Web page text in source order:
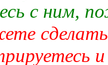
с ним,
сделать